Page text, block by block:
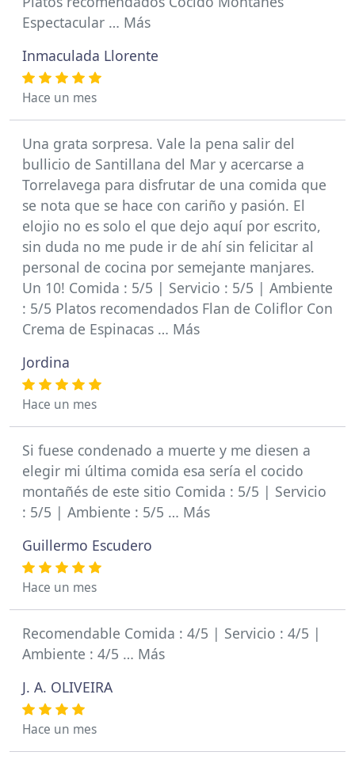
Espectacular … Más
Inmaculada Llorente
Hace un mes
Una grata sorpresa. Vale la pena salir del
bullicio de Santillana del Mar y acercarse a
Torrelavega para disfrutar de una comida que
se nota que se hace con cariño y pasión. El
elojio no es solo el que dejo aquí por escrito,
sin duda no me pude ir de ahí sin felicitar al
personal de cocina por semejante manjares.
Un 10! Comida : 5/5 | Servicio : 5/5 | Ambiente
: 5/5 Platos recomendados Flan de Coliflor Con
Crema de Espinacas … Más
Jordina
Hace un mes
Si fuese condenado a muerte y me diesen a
elegir mi última comida esa sería el cocido
montañés de este sitio Comida : 5/5 | Servicio
: 5/5 | Ambiente : 5/5 … Más
Guillermo Escudero
Hace un mes
Recomendable Comida : 4/5 | Servicio : 4/5 |
Ambiente : 4/5 … Más
J. A. OLIVEIRA
Hace un mes